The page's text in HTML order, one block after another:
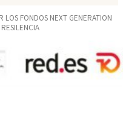
LOS FONDOS NEXT GENERATION